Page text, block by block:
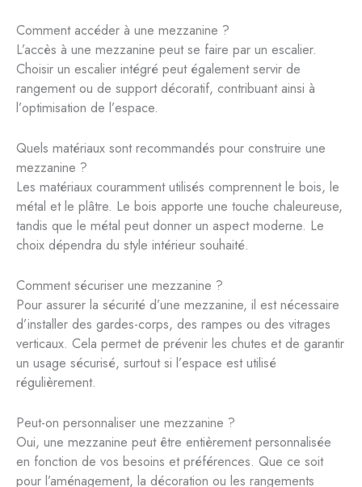
Comment accéder à une mezzanine ?
L’accès à une mezzanine peut se faire par un escalier.
Choisir un escalier intégré peut également servir de
rangement ou de support décoratif, contribuant ainsi à
l’optimisation de l’espace.
Quels matériaux sont recommandés pour construire une
mezzanine ?
Les matériaux couramment utilisés comprennent le bois, le
métal et le plâtre. Le bois apporte une touche chaleureuse,
tandis que le métal peut donner un aspect moderne. Le
choix dépendra du style intérieur souhaité.
Comment sécuriser une mezzanine ?
Pour assurer la sécurité d’une mezzanine, il est nécessaire
d’installer des gardes-corps, des rampes ou des vitrages
verticaux. Cela permet de prévenir les chutes et de garantir
un usage sécurisé, surtout si l’espace est utilisé
régulièrement.
Peut-on personnaliser une mezzanine ?
Oui, une mezzanine peut être entièrement personnalisée
en fonction de vos besoins et préférences. Que ce soit
pour l’aménagement, la décoration ou les rangements